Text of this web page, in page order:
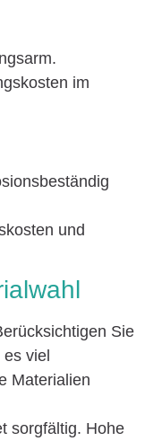
im
und
Sie
viel
Materialien
sorgfältig. Hohe